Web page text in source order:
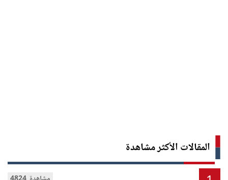
المقالات الأكثر مشاهدة